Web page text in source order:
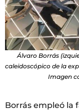
Álvaro Borrás
caleidoscópico de la
Imagen
Borrás empleó la